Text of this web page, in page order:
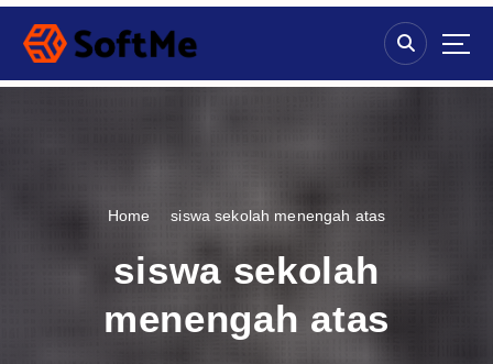
S
p
Home siswa sekolah menengah atas
siswa sekolah
menengah atas